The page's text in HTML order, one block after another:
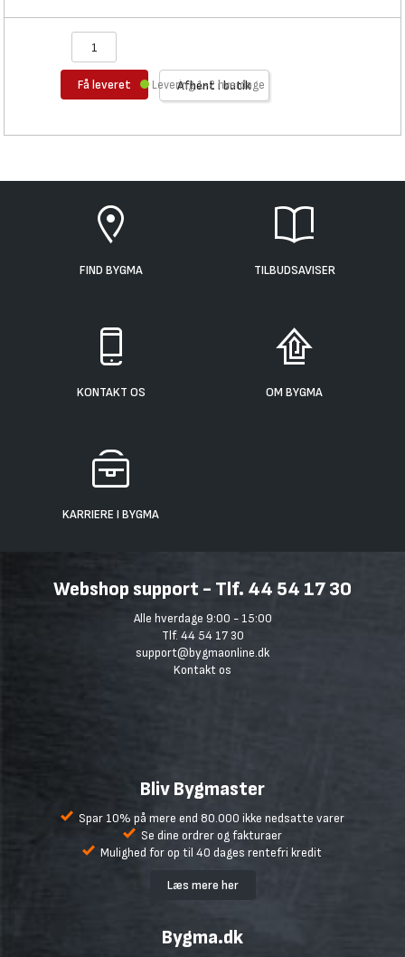
Få leveret Afhent i butik
Levering 1-2 hverdage
FIND BYGMA TILBUDSAVISER
KONTAKT OS OM BYGMA
KARRIERE I BYGMA
Webshop support - Tlf. 44 54 17 30
Alle hverdage 9:00 - 15:00
Tlf. 44 54 17 30
support@bygmaonline.dk
Kontakt os
Bliv Bygmaster
Spar 10% på mere end 80.000 ikke nedsatte varer
Se dine ordrer og fakturaer
Mulighed for op til 40 dages rentefri kredit
Læs mere her
Bygma.dk